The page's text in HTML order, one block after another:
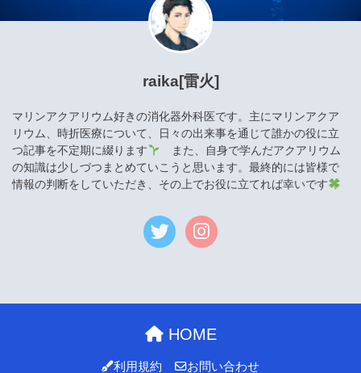
raika[雷火]
マリンアクアリウム好きの消化器外科医です。主にマリンアクア
リウム、時折医療について、日々の出来事を通じて誰かの役に立
つ記事を不定期に綴ります
また、自身で学んだアクアリウム
の知識は少しづつまとめていこうと思います。最終的には皆様で
情報の判断をしていただき、その上でお役に立てれば幸いです
HOME
利用規約 お問い合わせ